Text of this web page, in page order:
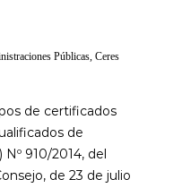
Públicas Ceres
de certificados
de
910/2014, del
de 23 de julio